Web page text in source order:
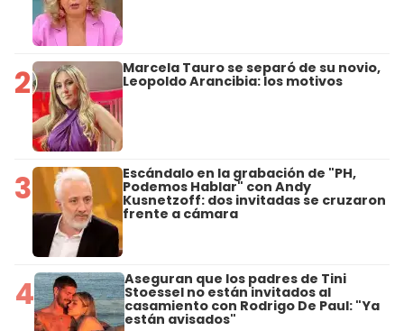
2 Marcela Tauro se separó de su novio,
Leopoldo Arancibia: los motivos
3 Escándalo en la grabación de "PH,
Podemos Hablar" con Andy
Kusnetzoff: dos invitadas se cruzaron
frente a cámara
4 Aseguran que los padres de Tini
Stoessel no están invitados al
casamiento con Rodrigo De Paul: "Ya
están avisados"